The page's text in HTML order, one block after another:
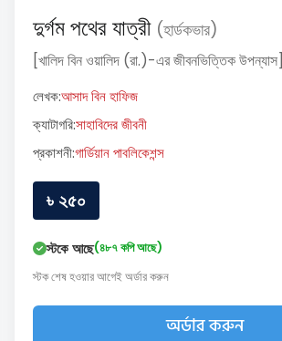
দুর্গম পথের যাত্রী (হার্ডকভার)
[খালিদ বিন ওয়ালিদ (রা.)-এর জীবনভিত্তিক উপন্যাস]
লেখক:আসাদ বিন হাফিজ
ক্যাটাগরি:সাহাবিদের জীবনী
প্রকাশনী:গার্ডিয়ান পাবলিকেশন্স
৳ ২৫০
স্টকে আছে(৪৮৭ কপি আছে)
স্টক শেষ হওয়ার আগেই অর্ডার করুন
অর্ডার করুন